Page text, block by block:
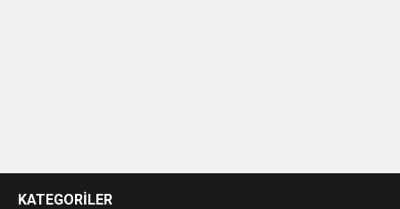
siteleri
KATEGORİLER